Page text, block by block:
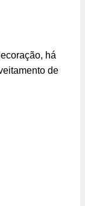
há
de